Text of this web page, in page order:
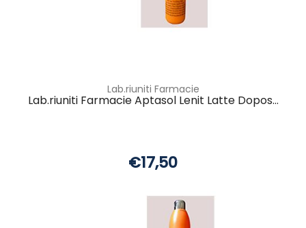
Lab.riuniti Farmacie
Lab.riuniti Farmacie Aptasol Lenit Latte Dopos...
€17,50